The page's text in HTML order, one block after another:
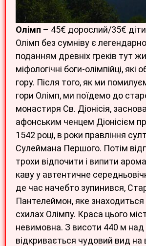
Олімп – 45€ дорослий/35€ діти
Олімп без сумніву є
поданням древніх греків тут
міфологічні боги-олімпійці,
гору. Після того, як ми
гори Олімп, ми поїдемо до
монастиря Св. Діонісія,
афонським ченцем Діонісієм
1542 році, в роки правління
Сулеймана Першого. Потім
трохи відпочити і випити
каву у автентичне
де час начебто зупинився,
Пантелеймон, яке знаходиться
схилах Олімпу. Краса цього
невимовна. З висоти 440 м над
відкривається чудовий вид на